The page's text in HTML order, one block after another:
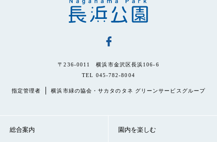
〒236-0011 横浜市金沢区長浜106-6
TEL 045-782-8004
指定管理者 横浜市緑の協会・サカタのタネ グリーンサービスグループ
総合案内 園内を楽しむ